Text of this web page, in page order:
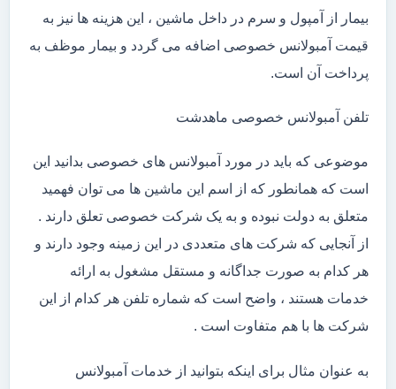
بیمار از آمپول و سرم در داخل ماشین ، این هزینه ها نیز به
قیمت آمبولانس خصوصی اضافه می گردد و بیمار موظف به
پرداخت آن است.
تلفن آمبولانس خصوصی ماهدشت
موضوعی که باید در مورد آمبولانس های خصوصی بدانید این
است که همانطور که از اسم این ماشین ها می توان فهمید
متعلق به دولت نبوده و به یک شرکت خصوصی تعلق دارند .
از آنجایی که شرکت های متعددی در این زمینه وجود دارند و
هر کدام به صورت جداگانه و مستقل مشغول به ارائه
خدمات هستند ، واضح است که شماره تلفن هر کدام از این
شرکت ها با هم متفاوت است .
به عنوان مثال برای اینکه بتوانید از خدمات آمبولانس